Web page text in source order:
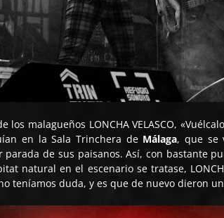
los malagueños LONCHA VELASCO,
en la Sala Trinchera de Málaga, que se
de sus paisanos. Así, con bastante
natural en el escenario se tratase,
teníamos duda, y es que de nuevo dieron